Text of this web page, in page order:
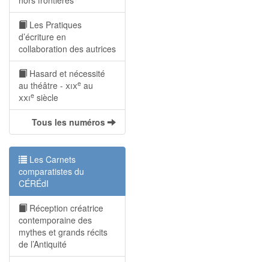
Les Pratiques
d’écriture en
collaboration des autrices
Hasard et nécessité
au théâtre - xixe au
xxie siècle
Tous les numéros
Les Carnets
comparatistes du
CÉRÉdI
Réception créatrice
contemporaine des
mythes et grands récits
de l’Antiquité